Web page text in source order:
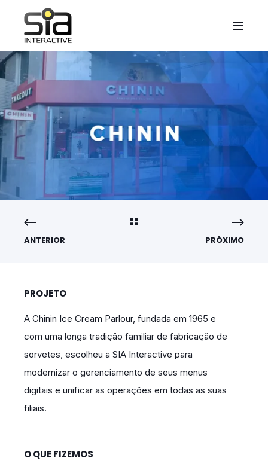
ANTERIOR PRÓXIMO
PROJETO
A Chinin Ice Cream Parlour, fundada em 1965 e
com uma longa tradição familiar de fabricação de
sorvetes, escolheu a SIA Interactive para
modernizar o gerenciamento de seus menus
digitais e unificar as operações em todas as suas
filiais.
O QUE FIZEMOS